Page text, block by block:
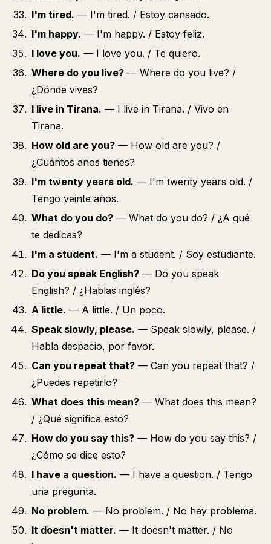
I'm tired. — I'm tired. / Estoy cansado.
I'm happy. — I'm happy. / Estoy feliz.
I love you. — I love you. / Te quiero.
Where do you live? — Where do you live? /
¿Dónde vives?
I live in Tirana. — I live in Tirana. / Vivo en
Tirana.
How old are you? — How old are you? /
¿Cuántos años tienes?
I'm twenty years old. — I'm twenty years old. /
Tengo veinte años.
What do you do? — What do you do? / ¿A qué
te dedicas?
I'm a student. — I'm a student. / Soy estudiante.
Do you speak English? — Do you speak
English? / ¿Hablas inglés?
A little. — A little. / Un poco.
Speak slowly, please. — Speak slowly, please. /
Habla despacio, por favor.
Can you repeat that? — Can you repeat that? /
¿Puedes repetirlo?
What does this mean? — What does this mean?
/ ¿Qué significa esto?
How do you say this? — How do you say this? /
¿Cómo se dice esto?
I have a question. — I have a question. / Tengo
una pregunta.
No problem. — No problem. / No hay problema.
It doesn't matter. — It doesn't matter. / No